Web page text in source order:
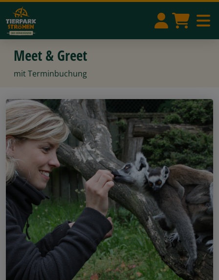
Meet & Greet
mit Terminbuchung